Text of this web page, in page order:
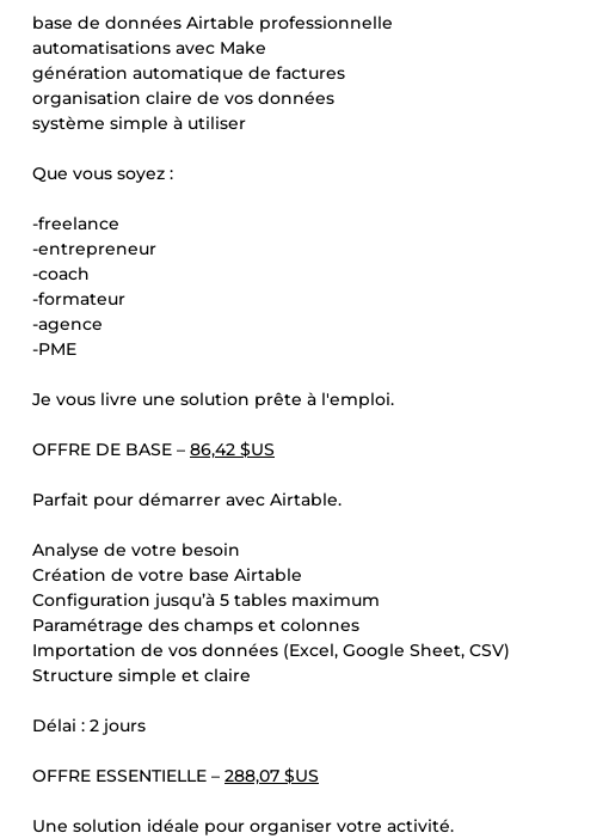
base de données Airtable professionnelle
automatisations avec Make
génération automatique de factures
organisation claire de vos données
système simple à utiliser
Que vous soyez :
-freelance
-entrepreneur
-coach
-formateur
-agence
-PME
Je vous livre une solution prête à l'emploi.
OFFRE DE BASE – 86,42 $US
Parfait pour démarrer avec Airtable.
Analyse de votre besoin
Création de votre base Airtable
Configuration jusqu’à 5 tables maximum
Paramétrage des champs et colonnes
Importation de vos données (Excel, Google Sheet, CSV)
Structure simple et claire
Délai : 2 jours
OFFRE ESSENTIELLE – 288,07 $US
Une solution idéale pour organiser votre activité.